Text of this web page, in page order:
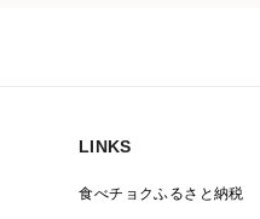
LINKS
食べチョクふるさと納税